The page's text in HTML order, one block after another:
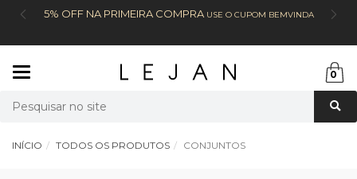
5% OFF NA PRIMEIRA COMPRA USE O CUPOM BEMVINDA
0
INÍCIO TODOS OS PRODUTOS CONJUNTOS